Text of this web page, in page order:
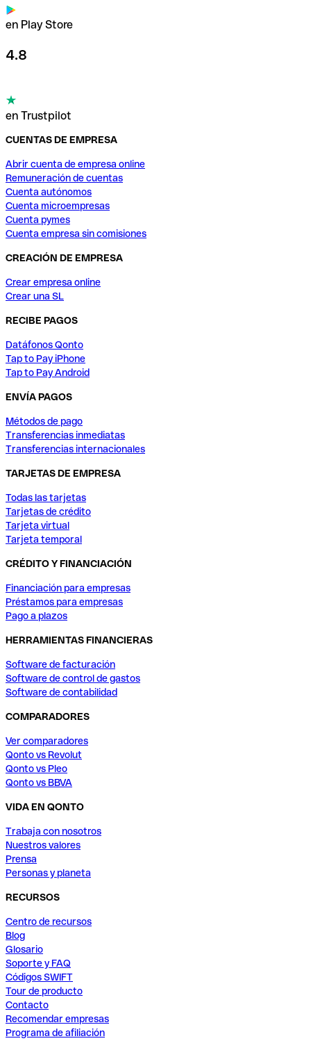
en Play Store
4.8
en Trustpilot
CUENTAS DE EMPRESA
Abrir cuenta de empresa online
Remuneración de cuentas
Cuenta autónomos
Cuenta microempresas
Cuenta pymes
Cuenta empresa sin comisiones
CREACIÓN DE EMPRESA
Crear empresa online
Crear una SL
RECIBE PAGOS
Datáfonos Qonto
Tap to Pay iPhone
Tap to Pay Android
ENVÍA PAGOS
Métodos de pago
Transferencias inmediatas
Transferencias internacionales
TARJETAS DE EMPRESA
Todas las tarjetas
Tarjetas de crédito
Tarjeta virtual
Tarjeta temporal
CRÉDITO Y FINANCIACIÓN
Financiación para empresas
Préstamos para empresas
Pago a plazos
HERRAMIENTAS FINANCIERAS
Software de facturación
Software de control de gastos
Software de contabilidad
COMPARADORES
Ver comparadores
Qonto vs Revolut
Qonto vs Pleo
Qonto vs BBVA
VIDA EN QONTO
Trabaja con nosotros
Nuestros valores
Prensa
Personas y planeta
RECURSOS
Centro de recursos
Blog
Glosario
Soporte y FAQ
Códigos SWIFT
Tour de producto
Contacto
Recomendar empresas
Programa de afiliación